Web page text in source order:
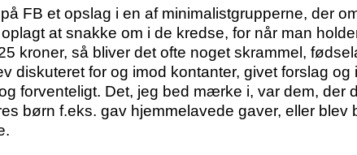
FB et opslag i en af minimalistgrupperne, der
at snakke om i de kredse, for når man
kroner, så bliver det ofte noget skrammel,
diskuteret for og imod kontanter, givet forslag
forventeligt. Det, jeg bed mærke i, var dem, der
børn f.eks. gav hjemmelavede gaver, eller